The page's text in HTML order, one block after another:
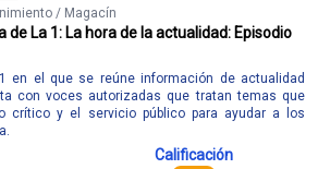
/ Magacín
de La 1: La hora de la actualidad: Episodio
en el que se reúne información de actualidad
con voces autorizadas que tratan temas que
crítico y el servicio público para ayudar a los
Calificación